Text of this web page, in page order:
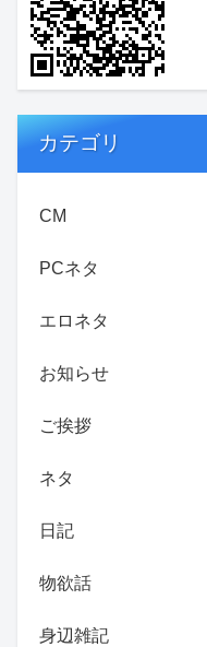
カテゴリ
CM
PCネタ
エロネタ
お知らせ
ご挨拶
ネタ
日記
物欲話
身辺雑記